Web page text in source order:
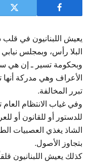
يعيش اللبنانيون في
البلا رأس، وبمجلس
وبحكومة تسير ـ إن هي
الأعراف وهي مدركة أنها
تبرر المخالفة.
وفي غياب الانتظام العام
للدستور أو للقانون أو
الشاذ يغذي العصبيات
بتجاوز الأصول.
كذلك يعيش اللبنانيون